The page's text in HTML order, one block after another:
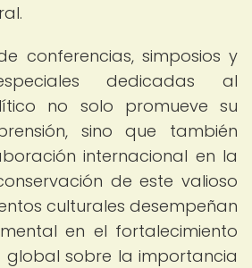
conferencias, simposios y
dedicadas al
no solo promueve su
sino que también
internacional en la
de este valioso
culturales desempeñan
en el fortalecimiento
global sobre la importancia